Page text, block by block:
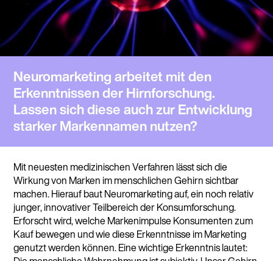
Neuromarketing arbeitet mit den
Erkenntnissen der Hirnforschung.
Lassen sich diese auch zur Entwicklung
starker Markennamen nutzen?
Mit neuesten medizinischen Verfahren lässt sich die
Wirkung von Marken im menschlichen Gehirn sichtbar
machen. Hierauf baut Neuromarketing auf, ein noch relativ
junger, innovativer Teilbereich der Konsumforschung.
Erforscht wird, welche Markenimpulse Konsumenten zum
Kauf bewegen und wie diese Erkenntnisse im Marketing
genutzt werden können. Eine wichtige Erkenntnis lautet: